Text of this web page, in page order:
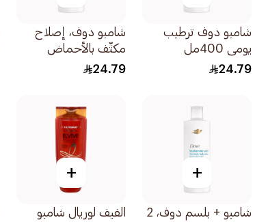
شامبو دوف ترطيب
يومي 400مل
24.79
شامبو دوف، إصلاح
مكثّف بالأحماض
الأمينية، 400مل
24.79
+
شامبو + بلسم دوف، 2
+
الفيف لوريال شامبو